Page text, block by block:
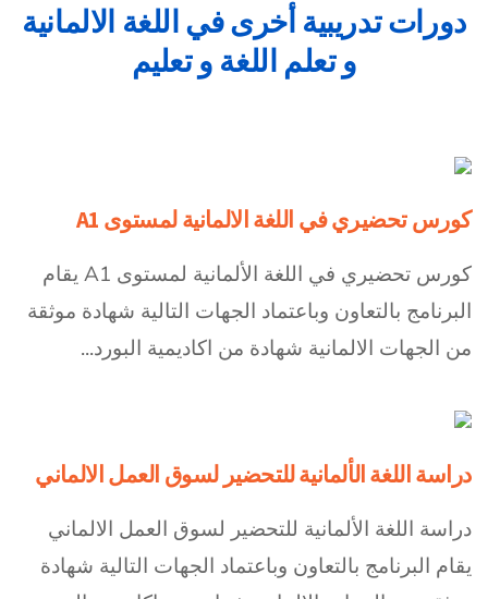
دورات تدريبية أخرى في اللغة الالمانية
و تعلم اللغة و تعليم
كورس تحضيري في اللغة الالمانية لمستوى A1
كورس تحضيري في اللغة الألمانية لمستوى A1 يقام
البرنامج بالتعاون وباعتماد الجهات التالية شهادة موثقة
من الجهات الالمانية شهادة من اكاديمية البورد...
دراسة اللغة الألمانية للتحضير لسوق العمل الالماني
دراسة اللغة الألمانية للتحضير لسوق العمل الالماني
يقام البرنامج بالتعاون وباعتماد الجهات التالية شهادة